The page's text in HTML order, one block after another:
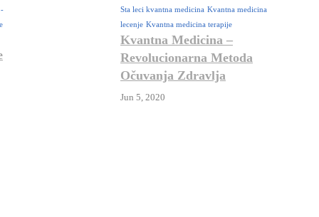
Pristup
Dijagnostici
I
Terapiji
Gastritisa
Sta leci kvantna medicina Kvantna medicina
lecenje Kvantna medicina terapije
Kvantna Medicina –
Revolucionarna Metoda
Očuvanja Zdravlja
Jun 5, 2020